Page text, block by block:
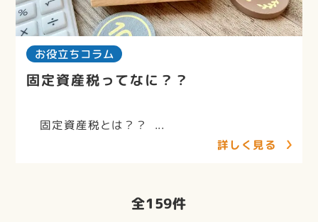
お役立ちコラム
固定資産税ってなに？？
固定資産税とは？？ ...
詳しく見る
全159件